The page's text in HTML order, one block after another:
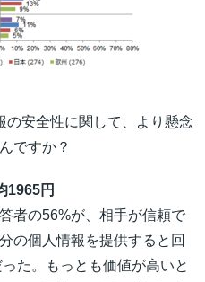
の安全性に関して、より懸念
ですか？
1965円
者の56%が、相手が信頼で
の個人情報を提供すると回
た。もっとも価値が高いと